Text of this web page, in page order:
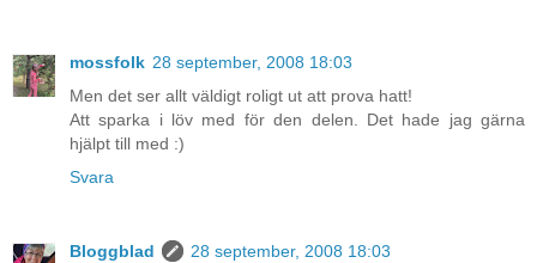
mossfolk 28 september, 2008 18:03
Men det ser allt väldigt roligt ut att prova hatt!
Att sparka i löv med för den delen. Det hade jag gärna
hjälpt till med :)
Svara
Bloggblad
28 september, 2008 18:03